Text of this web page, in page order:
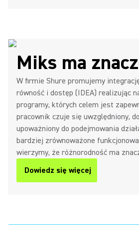
Miks ma
W firmie Shure promujemy
równość i dostęp (IDEA) realizując
programy, których celem jest
pracownik czuje się uwzględniony,
upoważniony do podejmowania
bardziej zrównoważone
wierzymy, że różnorodność ma
Dowiedz się więcej